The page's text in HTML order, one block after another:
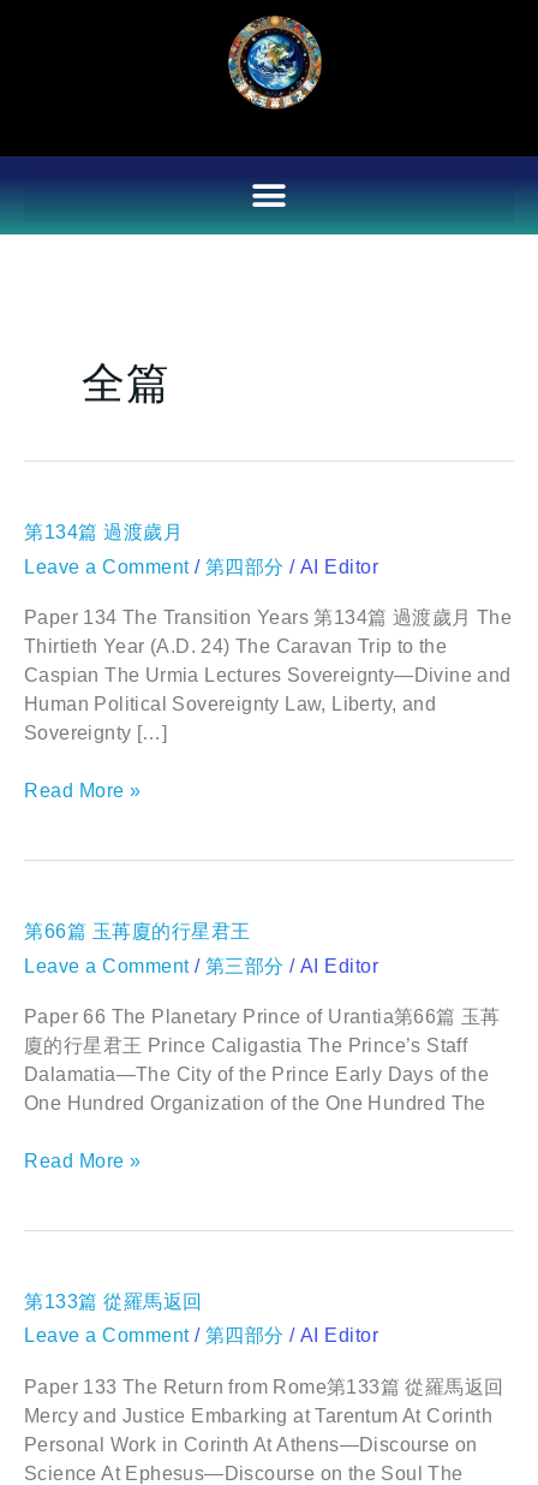
全篇
第134篇 過渡歲月
Leave a Comment / 第四部分 / AI Editor
Paper 134 The Transition Years 第134篇 過渡歲月 The
Thirtieth Year (A.D. 24) The Caravan Trip to the
Caspian The Urmia Lectures Sovereignty—Divine and
Human Political Sovereignty Law, Liberty, and
Sovereignty […]
第
134
篇
渡
歲
月
Read More »
第66篇 玉苒廈的行星君王
Leave a Comment / 第三部分 / AI Editor
Paper 66 The Planetary Prince of Urantia第66篇 玉苒
廈的行星君王 Prince Caligastia The Prince’s Staff
Dalamatia—The City of the Prince Early Days of the
One Hundred Organization of the One Hundred The
第
66
篇
苒
廈
的
行
星
王
Read More »
第133篇 從羅馬返回
Leave a Comment / 第四部分 / AI Editor
Paper 133 The Return from Rome第133篇 從羅馬返回
Mercy and Justice Embarking at Tarentum At Corinth
Personal Work in Corinth At Athens—Discourse on
Science At Ephesus—Discourse on the Soul The
第
133
篇
羅
馬
返
回